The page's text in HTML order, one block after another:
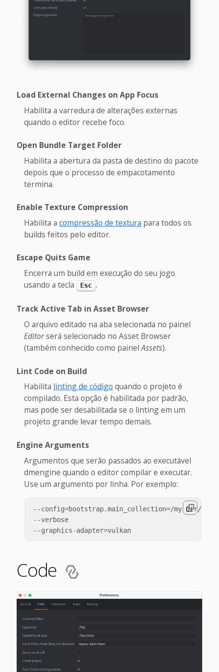
Load External Changes on App Focus
Habilita a varredura de alterações externas
quando o editor recebe foco.
Open Bundle Target Folder
Habilita a abertura da pasta de destino do pacote
depois que o processo de empacotamento
termina.
Enable Texture Compression
Habilita acompressão de textura para todos os
builds feitos pelo editor.
Escape Quits Game
Encerra um build em execução do seu jogo
usando a tecla Esc .
Track Active Tab in Asset Browser
O arquivo editado na aba selecionada no painel
Editorserá selecionado no Asset Browser
(também conhecido como painelAssets).
Lint Code on Build
Habilita linting de código quando o projeto é
compilado. Esta opção é habilitada por padrão,
mas pode ser desabilitada se o linting em um
projeto grande levar tempo demais.
Engine Arguments
Argumentos que serão passados ao executável
dmengine quando o editor compilar e executar.
Use um argumento por linha. Por exemplo:
--config=bootstrap.main_collection=/my dir/
--verbose
--graphics-adapter=vulkan
Code